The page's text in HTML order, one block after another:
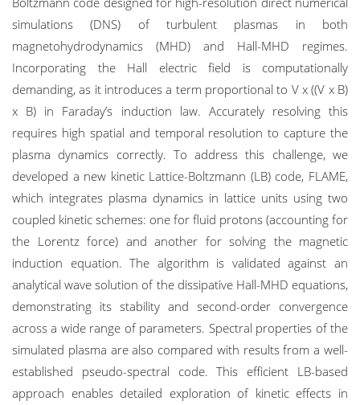
simulations (DNS) of turbulent plasmas in both
magnetohydrodynamics (MHD) and Hall-MHD regimes.
Incorporating the Hall electric field is computationally
demanding, as it introduces a term proportional to V x ((V x B)
x B) in Faraday’s induction law. Accurately resolving this
requires high spatial and temporal resolution to capture the
plasma dynamics correctly. To address this challenge, we
developed a new kinetic Lattice-Boltzmann (LB) code, FLAME,
which integrates plasma dynamics in lattice units using two
coupled kinetic schemes: one for fluid protons (accounting for
the Lorentz force) and another for solving the magnetic
induction equation. The algorithm is validated against an
analytical wave solution of the dissipative Hall-MHD equations,
demonstrating its stability and second-order convergence
across a wide range of parameters. Spectral properties of the
simulated plasma are also compared with results from a well-
established pseudo-spectral code. This efficient LB-based
approach enables detailed exploration of kinetic effects in